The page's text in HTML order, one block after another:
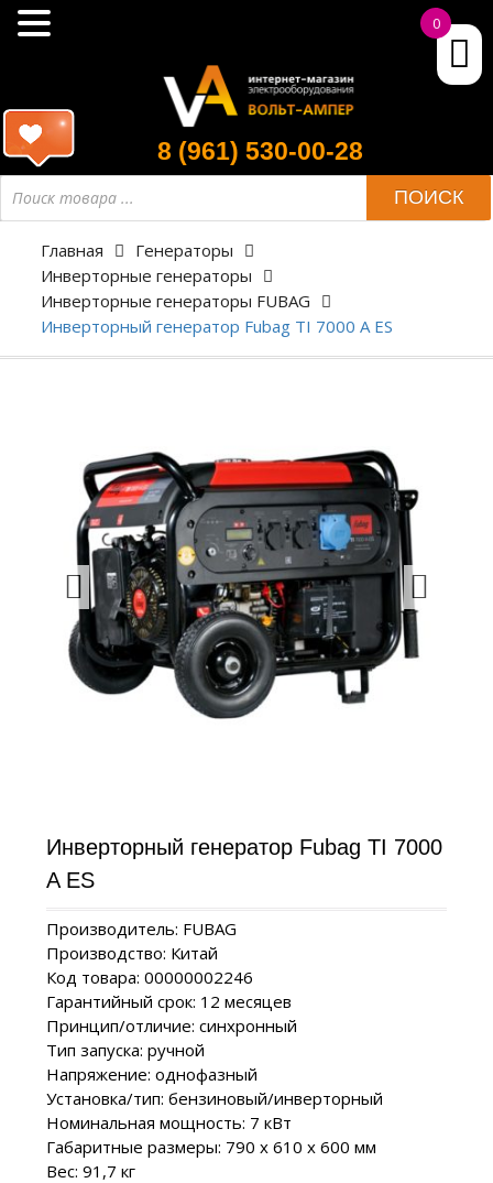
8 (961) 530-00-28
ПОИСК
Главная
Генераторы
Инверторные генераторы
Инверторные генераторы FUBAG
Инверторный генератор Fubag TI 7000 A ES
Инверторный генератор Fubag TI 7000
A ES
Производитель: FUBAG
Производство: Китай
Код товара: 00000002246
Гарантийный срок: 12 месяцев
Принцип/отличие: синхронный
Тип запуска: ручной
Напряжение: однофазный
Установка/тип: бензиновый/инверторный
Номинальная мощность: 7 кВт
Габаритные размеры: 790 х 610 х 600 мм
Вес: 91,7 кг
0